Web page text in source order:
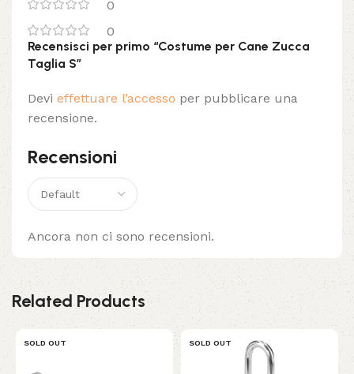
0
0
Recensioni
Ancora non ci sono recensioni.
Recensisci per primo “Costume per Cane Zucca
Taglia S”
Devi effettuare l’accesso per pubblicare una
recensione.
Related Products
SOLD OUT SOLD OUT